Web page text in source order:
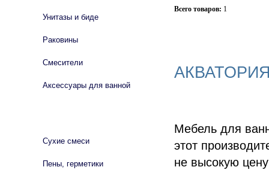
Всего товаров: 1
Мебель для
этот
не высокую
Унитазы и биде
Раковины
Смесители
Аксессуары для ванной
Сухие смеси
Пены, герметики